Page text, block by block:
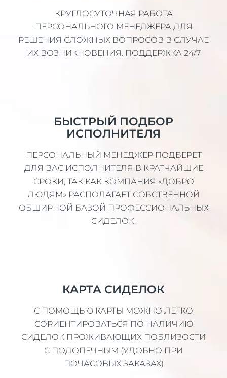
КРУГЛОСУТОЧНАЯ РАБОТА
ПЕРСОНАЛЬНОГО МЕНЕДЖЕРА ДЛЯ
РЕШЕНИЯ СЛОЖНЫХ ВОПРОСОВ В СЛУЧАЕ
ИХ ВОЗНИКНОВЕНИЯ. ПОДДЕРЖКА 24/7
БЫСТРЫЙ ПОДБОР
ИСПОЛНИТЕЛЯ
ПЕРСОНАЛЬНЫЙ МЕНЕДЖЕР ПОДБЕРЕТ
ДЛЯ ВАС ИСПОЛНИТЕЛЯ В КРАТЧАЙШИЕ
СРОКИ, ТАК КАК КОМПАНИЯ «ДОБРО
ЛЮДЯМ» РАСПОЛАГАЕТ СОБСТВЕННОЙ
ОБШИРНОЙ БАЗОЙ ПРОФЕССИОНАЛЬНЫХ
СИДЕЛОК.
КАРТА СИДЕЛОК
С ПОМОЩЬЮ КАРТЫ МОЖНО ЛЕГКО
СОРИЕНТИРОВАТЬСЯ ПО НАЛИЧИЮ
СИДЕЛОК ПРОЖИВАЮЩИХ ПОБЛИЗОСТИ
С ПОДОПЕЧНЫМ (УДОБНО ПРИ
ПОЧАСОВЫХ ЗАКАЗАХ)